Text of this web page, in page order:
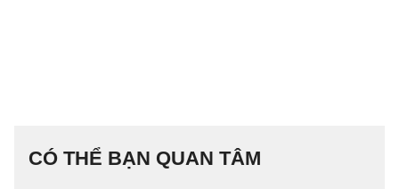
CÓ THỂ BẠN QUAN TÂM